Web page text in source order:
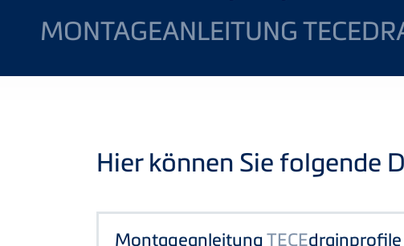
MONTAGEANLEITUNG
Hier können Sie folgende
MontageanleitungTECEdrainprofile